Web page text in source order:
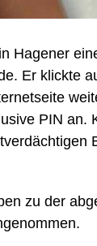
Hagener
Er klickte
PIN an.
zu der